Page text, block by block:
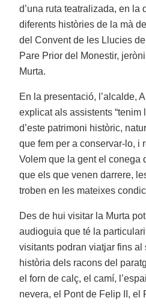
d’una ruta teatralizada, en la
diferents històries de la mà
del Convent de les Llucies
Pare Prior del Monestir,
Murta.
En la presentació, l’alcalde,
explicat als assistents “tenim
d’este patrimoni històric,
que fem per a conservar-lo, i
Volem que la gent el conega
que els que venen darrere,
troben en les mateixes
Des de hui visitar la Murta
audioguia que té la
visitants podran viatjar fins
història dels racons del
el forn de calç, el camí,
nevera, el Pont de Felip II, el